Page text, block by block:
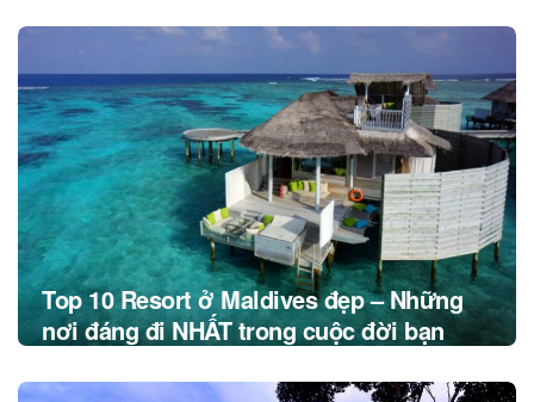
Post
navigation
Top 10 Resort ở Maldives đẹp – Những
nơi đáng đi NHẤT trong cuộc đời bạn